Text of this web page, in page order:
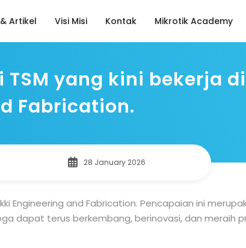
Artikel Visi Misi Kontak Mikrotik Academy
yang kini bekerja di
Fabrication.
28 January 2026
Engineering and Fabrication. Pencapaian ini
dapat terus berkembang, berinovasi, dan meraih